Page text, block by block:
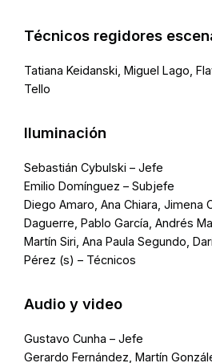
Técnicos regidores
Tatiana Keidanski, Miguel Lago,
Tello
Iluminación
Sebastián Cybulski – Jefe
Emilio Domínguez – Subjefe
Diego Amaro, Ana Chiara, Jimena
Daguerre, Pablo García, Andrés
Martín Siri, Ana Paula Segundo,
Pérez (s) – Técnicos
Audio y video
Gustavo Cunha – Jefe
Gerardo Fernández, Martín